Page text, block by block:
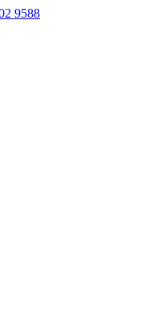
9588
Online
di Medan